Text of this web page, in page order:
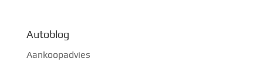
Autoblog
Aankoopadvies